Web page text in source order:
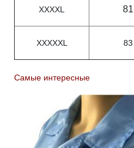
XXXXL 81
XXXXXL 83
Самые интересные